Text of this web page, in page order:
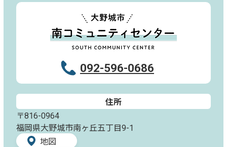
092-596-0686
住所
〒816-0964
福岡県大野城市南ヶ丘五丁目9-1
地図